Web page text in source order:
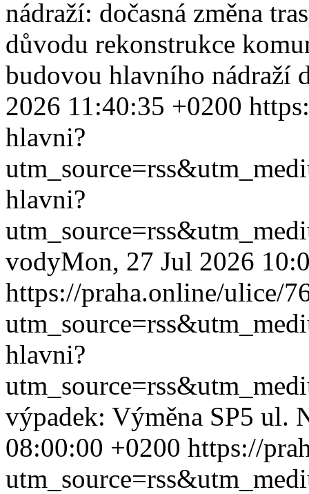
nádraží: dočasná změna
důvodu rekonstrukce
budovou hlavního nádraží
2026 11:40:35 +0200
hlavni?
hlavni?
vodyMon, 27 Jul 2026
https://praha.online/ulice/
hlavni?
výpadek: Výměna SP5 ul.
08:00:00 +0200 https://